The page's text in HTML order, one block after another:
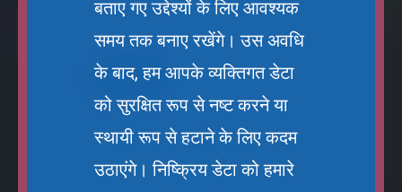
बताए गए उद्देश्यों के लिए आवश्यक
समय तक बनाए रखेंगे। उस अवधि
के बाद, हम आपके व्यक्तिगत डेटा
को सुरक्षित रूप से नष्ट करने या
स्थायी रूप से हटाने के लिए कदम
उठाएंगे। निष्क्रिय डेटा को हमारे